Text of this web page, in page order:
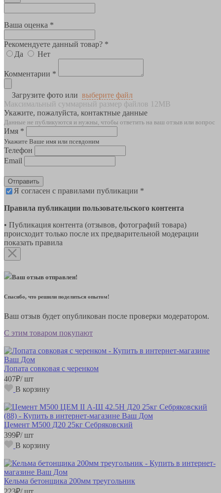
Ваша оценка *
Рекомендуете данный товар? *
Да
Нет
Комментарии *
Загрузите фото или выберите файл
Максимальный суммарный размер файлов 12MB
Укажите, пожалуйста, контактные данные
Данные не публикуются и нужны, чтобы ответить на ваш отзыв или вопрос
Имя *
Укажите Ваше имя или псевдоним
Телефон
Email
Отправить
Я согласен с правилами публикации *
Правила публикации пользовательского контента
• Публикация контента (отзывов, фотографий товара)
происходит только после их предварительной модерации
показать правила
Ваш отзыв отправлен!
Спасибо, что решили поделиться опытом!
Ваш отзыв будет опубликован после проверки модератором.
С этим товаром покупают
Лопата совковая с черенком
407₽/ шт
В корзину
Цемент М500 Д20 25кг Себряковский
399₽/ шт
В корзину
Кельма бетонщика 200мм треугольник
223₽/ шт